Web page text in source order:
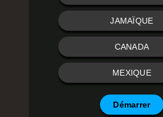
JAMAÏQUE
CANADA
MEXIQUE
Démarrer